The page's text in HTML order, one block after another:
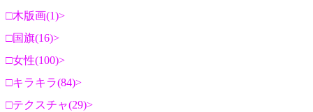
木版画(1)
国旗(16)
女性(100)
キラキラ(84)
テクスチャ(29)